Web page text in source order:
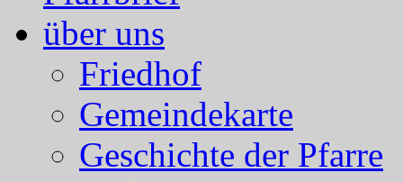
über uns
Friedhof
Gemeindekarte
Geschichte der Pfarre